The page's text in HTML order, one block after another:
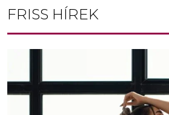
FRISS HÍREK